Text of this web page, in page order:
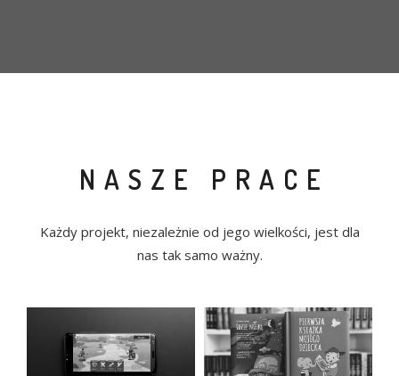
NASZE PRACE
Każdy projekt, niezależnie od jego wielkości, jest dla
nas tak samo ważny.